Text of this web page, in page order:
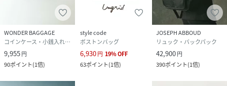
WONDER BAGGAGE
コインケース・小銭入れ・札入れ
9,955円
90ポイント(1倍)
style code
ボストンバッグ
6,930円 19%OFF
63ポイント(1倍)
JOSEPH ABBOUD
リュック・バックパック
42,900円
390ポイント(1倍)